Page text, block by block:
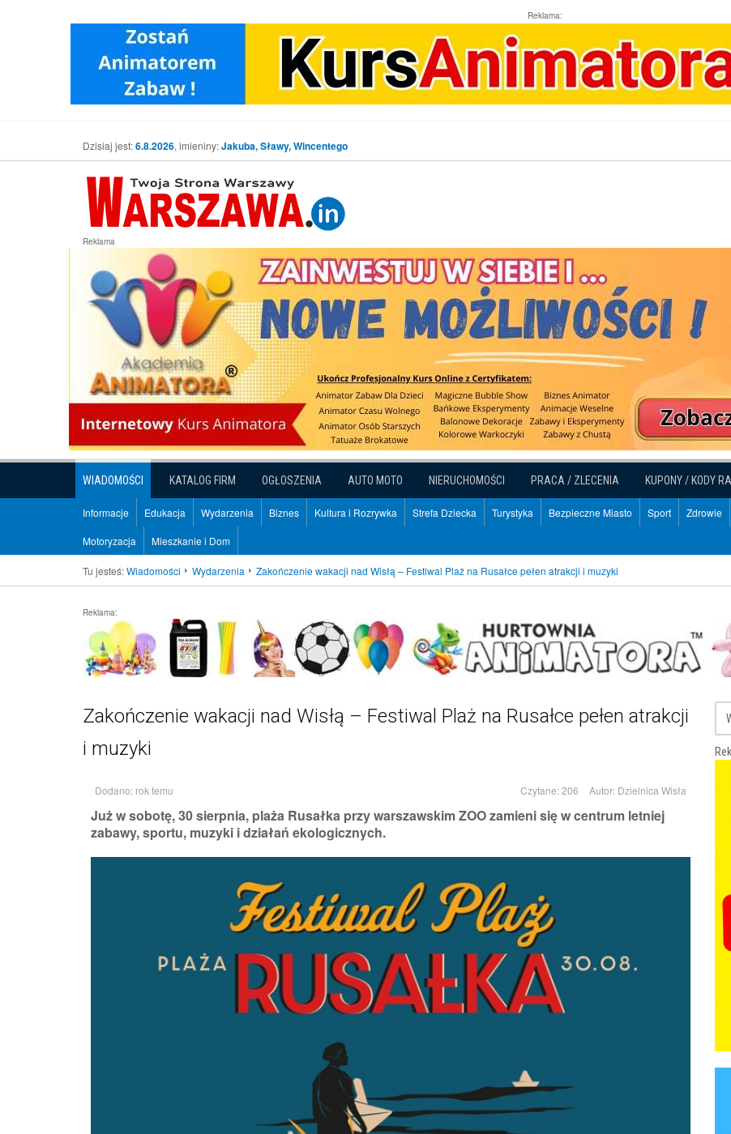
Reklama:
Dzisiaj jest:6.8.2026, imieniny:Jakuba, Sławy, Wincentego
Reklama
WIADOMOŚCI KATALOG FIRM OGŁOSZENIA AUTO MOTO NIERUCHOMOŚCI PRACA / ZLECENIA KUPONY / KODY
Informacje Edukacja Wydarzenia Biznes Kultura i Rozrywka Strefa Dziecka Turystyka Bezpieczne Miasto Sport Zdrowie
Motoryzacja Mieszkanie i Dom
Tu jesteś:Wiadomości Wydarzenia Zakończenie wakacji nad Wisłą – Festiwal Plaż na Rusałce pełen atrakcji i muzyki
Reklama:
Zakończenie wakacji nad Wisłą – Festiwal Plaż na Rusałce pełen atrakcji
i muzyki
Dodano: rok temu Czytane: 206 Autor: Dzielnica Wisła
Już w sobotę, 30 sierpnia, plaża Rusałka przy warszawskim ZOO zamieni się w centrum letniej
zabawy, sportu, muzyki i działań ekologicznych.